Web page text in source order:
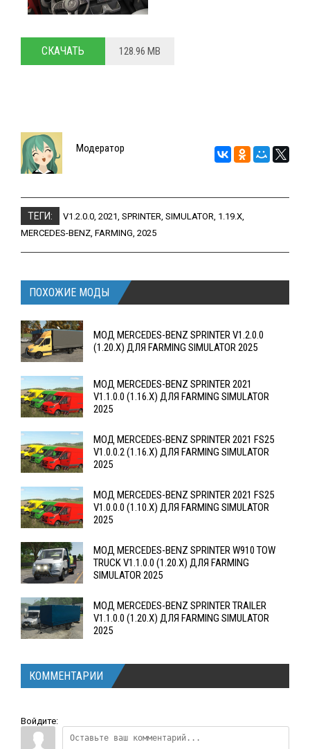
СКАЧАТЬ 128.96 MB
Модератор
ТЕГИ: V1.2.0.0, 2021, SPRINTER, SIMULATOR, 1.19.X,
MERCEDES-BENZ, FARMING, 2025
ПОХОЖИЕ МОДЫ
МОД MERCEDES-BENZ SPRINTER V1.2.0.0
(1.20.X) ДЛЯ FARMING SIMULATOR 2025
МОД MERCEDES-BENZ SPRINTER 2021
V1.1.0.0 (1.16.X) ДЛЯ FARMING SIMULATOR
2025
МОД MERCEDES-BENZ SPRINTER 2021 FS25
V1.0.0.2 (1.16.X) ДЛЯ FARMING SIMULATOR
2025
МОД MERCEDES-BENZ SPRINTER 2021 FS25
V1.0.0.0 (1.10.X) ДЛЯ FARMING SIMULATOR
2025
МОД MERCEDES-BENZ SPRINTER W910 TOW
TRUCK V1.1.0.0 (1.20.X) ДЛЯ FARMING
SIMULATOR 2025
МОД MERCEDES-BENZ SPRINTER TRAILER
V1.1.0.0 (1.20.X) ДЛЯ FARMING SIMULATOR
2025
КОММЕНТАРИИ
Войдите: